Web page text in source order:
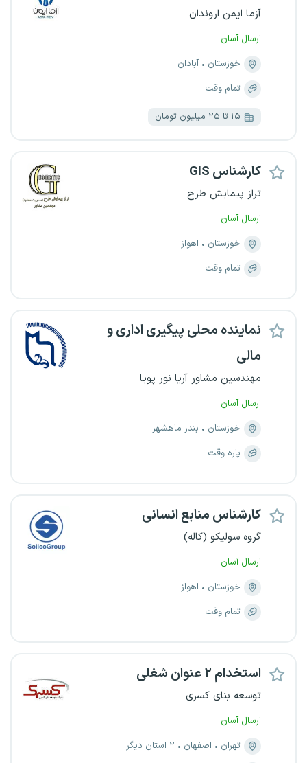
آزما ایمن اروندان
ارسال آسان
خوزستان
آبادان
تمام وقت
۱۵ تا ۲۵ میلیون تومان
کارشناس GIS
تراز پیمایش طرح
ارسال آسان
خوزستان
اهواز
تمام وقت
نماینده محلی پیگیری اداری و
مالی
مهندسین مشاور آریا نور پویا
ارسال آسان
خوزستان
بندر ماهشهر
پاره وقت
کارشناس منابع انسانی
گروه سولیکو (کاله)
ارسال آسان
خوزستان
اهواز
تمام وقت
استخدام ۲ عنوان شغلی
توسعه بنای کسری
ارسال آسان
تهران
اصفهان
۲ استان دیگر